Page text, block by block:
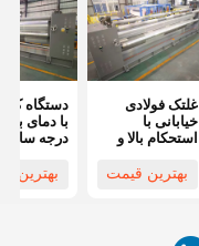
غلتک فولادی
خیابانی با
استحکام بالا و
میلی‌متر، دستگاه
کلندر گرم
بهترین قیمت
دستگاه
درجه
بهترین